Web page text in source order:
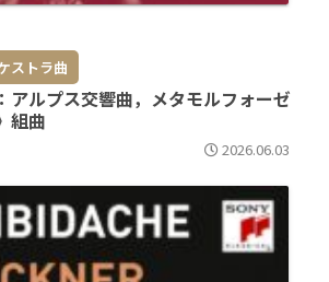
ストラ曲
アルプス交響曲，メタモルフォーゼ
組曲
2026.06.03